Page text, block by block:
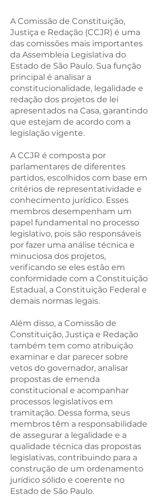
A Comissão de Constituição,
Justiça e Redação (CCJR) é uma
das comissões mais importantes
da Assembleia Legislativa do
Estado de São Paulo. Sua função
principal é analisar a
constitucionalidade, legalidade e
redação dos projetos de lei
apresentados na Casa, garantindo
que estejam de acordo com a
legislação vigente.
A CCJR é composta por
parlamentares de diferentes
partidos, escolhidos com base em
critérios de representatividade e
conhecimento jurídico. Esses
membros desempenham um
papel fundamental no processo
legislativo, pois são responsáveis
por fazer uma análise técnica e
minuciosa dos projetos,
verificando se eles estão em
conformidade com a Constituição
Estadual, a Constituição Federal e
demais normas legais.
Além disso, a Comissão de
Constituição, Justiça e Redação
também tem como atribuição
examinar e dar parecer sobre
vetos do governador, analisar
propostas de emenda
constitucional e acompanhar
processos legislativos em
tramitação. Dessa forma, seus
membros têm a responsabilidade
de assegurar a legalidade e a
qualidade técnica das propostas
legislativas, contribuindo para a
construção de um ordenamento
jurídico sólido e coerente no
Estado de São Paulo.